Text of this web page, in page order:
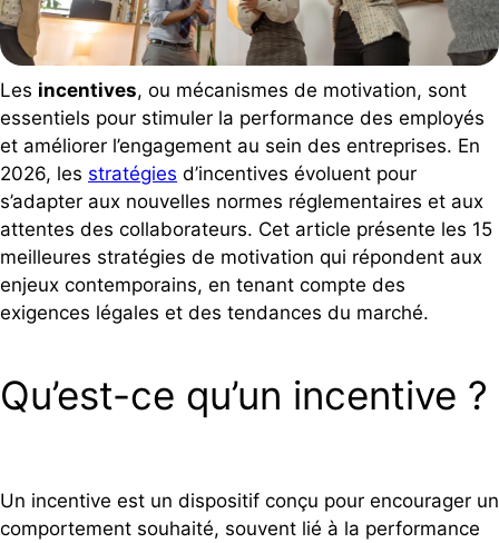
Les incentives, ou mécanismes de motivation, sont
essentiels pour stimuler la performance des employés
et améliorer l’engagement au sein des entreprises. En
2026, les stratégies d’incentives évoluent pour
s’adapter aux nouvelles normes réglementaires et aux
attentes des collaborateurs. Cet article présente les 15
meilleures stratégies de motivation qui répondent aux
enjeux contemporains, en tenant compte des
exigences légales et des tendances du marché.
Qu’est-ce qu’un incentive ?
Un incentive est un dispositif conçu pour encourager un
comportement souhaité, souvent lié à la performance